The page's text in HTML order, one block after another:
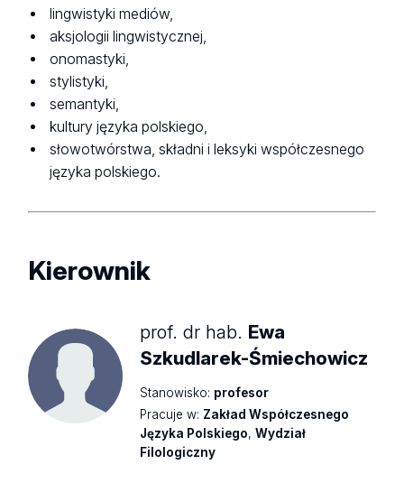
lingwistyki mediów,
aksjologii lingwistycznej,
onomastyki,
stylistyki,
semantyki,
kultury języka polskiego,
słowotwórstwa, składni i leksyki współczesnego
języka polskiego.
Kierownik
prof. dr hab. Ewa
Szkudlarek-Śmiechowicz
Stanowisko: profesor
Pracuje w: Zakład Współczesnego
Języka Polskiego,Wydział
Filologiczny